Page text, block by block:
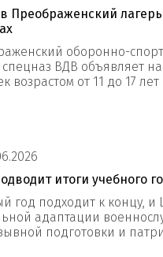
Преображенский
оборонно-
ВДВ объявляет
возрастом от 11 до 17 лет
итоги учебного
год подходит к концу, и
адаптации
подготовки и